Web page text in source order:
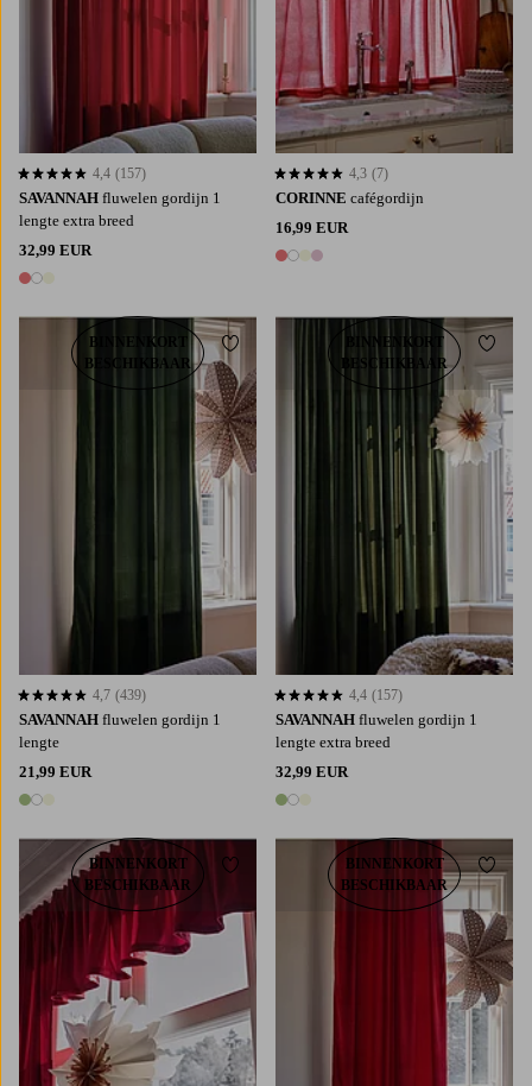
SAVANNAH fluwelen gordijn 1
lengte extra breed
32,99 EUR
3 kleuren
4,4 op basis van 157 beoordelingen
4,4 (157)
CORINNE cafégordijn
16,99 EUR
4 kleuren
4,3 op basis van 7 beoordelingen
4,3 (7)
SAVANNAH fluwelen gordijn 1
lengte
21,99 EUR
3 kleuren
4,7 op basis van 439 beoordelingen
4,7 (439)
BINNENKORT
BESCHIKBAAR
Toevoegen aan favorieten
SAVANNAH fluwelen gordijn 1
lengte extra breed
32,99 EUR
3 kleuren
4,4 op basis van 157 beoordelingen
4,4 (157)
BINNENKORT
BESCHIKBAAR
BINNENKORT
BESCHIKBAAR
Toevoegen aan favorieten
BINNENKORT
BESCHIKBAAR